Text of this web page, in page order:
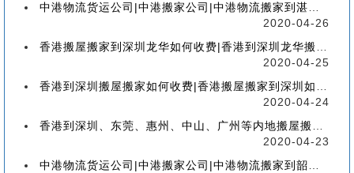
中港物流货运公司|中港搬家公司|中港物流搬家到湛江流程、联运、包装、价格、电话、标准
2020-04-26
香港搬屋搬家到深圳龙华如何收费|香港到深圳龙华搬屋搬家收费标准-【服务客户操作实感】
2020-04-25
香港到深圳搬屋搬家如何收费|香港搬屋搬家到深圳如何计费-【分享公司具体报价操作流程】
2020-04-24
香港到深圳、东莞、惠州、中山、广州等内地搬屋搬家，如何选择香港物流搬家公司
2020-04-23
中港物流货运公司|中港搬家公司|中港物流搬家到韶关流程、联运、包装、价格、电话、标准